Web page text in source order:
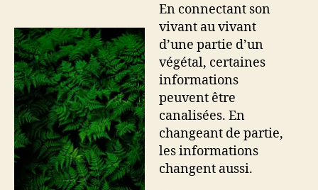
En connectant son
vivant au vivant
d’une partie d’un
végétal, certaines
informations
peuvent être
canalisées. En
changeant de partie,
les informations
changent aussi.